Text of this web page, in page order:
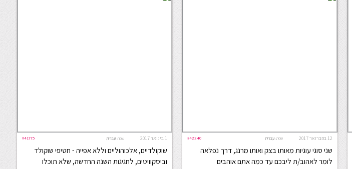
12 בפברואר 2017 #42240 שפה: עברית
שני סוגי עוגיות מאותו בצק ואותו מרנג, דרך נפלאה
לומר לאהוב/ת ליבכם עד כמה אתם אוהבים
1 בינואר 2017 #41775 שפה: עברית
שוקולדיים, אלכוהוליים וללא אפייה - חטיפי שוקולד
וביסקוויטים, לחגיגות השנה החדשה, שלא תוכלו